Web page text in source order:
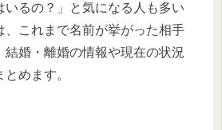
いるの？」と気になる人も多い
、これまで名前が挙がった相手
結婚・離婚の情報や現在の状況
めます。